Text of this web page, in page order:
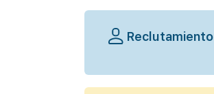
Reclutamiento